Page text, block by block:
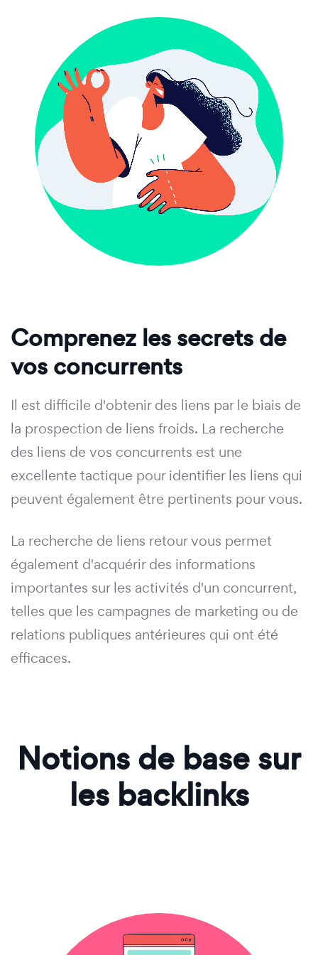
Comprenez les secrets de
vos concurrents
Il est difficile d'obtenir des liens par le biais de
la prospection de liens froids. La recherche
des liens de vos concurrents est une
excellente tactique pour identifier les liens qui
peuvent également être pertinents pour vous.
La recherche de liens retour vous permet
également d'acquérir des informations
importantes sur les activités d'un concurrent,
telles que les campagnes de marketing ou de
relations publiques antérieures qui ont été
efficaces.
Notions de base sur
les backlinks